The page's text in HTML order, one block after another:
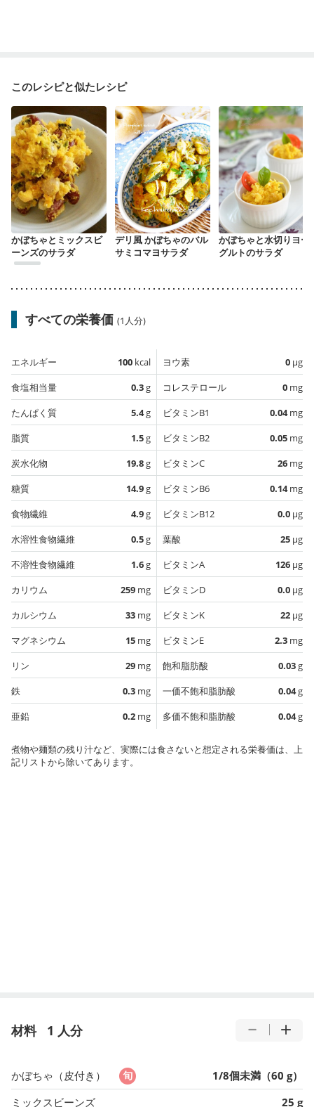
このレシピと似たレシピ
かぼちゃとミックスビ
ーンズのサラダ
デリ風 かぼちゃのバル
サミコマヨサラダ
かぼちゃと水切りヨー
グルトのサラダ
すべての栄養価 (1人分)
エネルギー 100 kcal
食塩相当量
0.3g
たんぱく質
5.4g
脂質
1.5g
炭水化物
19.8g
糖質
14.9g
食物繊維
4.9g
水溶性食物繊維
0.5g
不溶性食物繊維
1.6g
カリウム
259 mg
カルシウム
33 mg
マグネシウム
15 mg
リン
29 mg
鉄
0.3 mg
亜鉛
0.2 mg
ヨウ素 0 µg
コレステロール
0 mg
ビタミンB1
0.04mg
ビタミンB2
0.05 mg
ビタミンC
26 mg
ビタミンB6
0.14mg
ビタミンB12
0.0 µg
葉酸
25 µg
ビタミンA
126 µg
ビタミンD
0.0 µg
ビタミンK
22 µg
ビタミンE
2.3 mg
飽和脂肪酸
0.03g
一価不飽和脂肪酸
0.04g
多価不飽和脂肪酸
0.04g
煮物や麺類の残り汁など、実際には食さないと想定される栄養価は、上
記リストから除いてあります。
材料 1 人分
かぼちゃ（皮付き）
1/8個未満（60 g）
ミックスビーンズ
25 g